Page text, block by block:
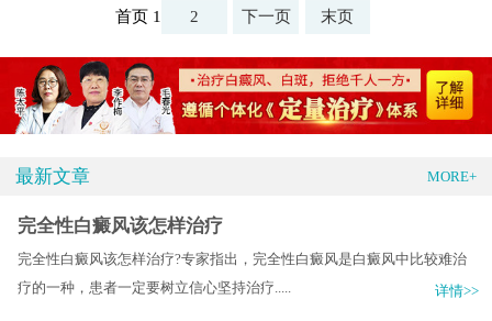
首页 1 2 下一页 末页
最新文章 MORE+
完全性白癜风该怎样治疗
完全性白癜风该怎样治疗?专家指出，完全性白癜风是白癜风中比较难治
疗的一种，患者一定要树立信心坚持治疗.....
详情>>